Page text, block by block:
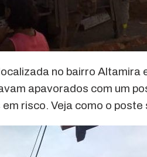
no bairro Altamira
apavorados com um
risco. Veja como o